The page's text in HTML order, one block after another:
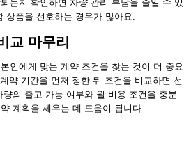
는지 확인하면 차량 관리 부담을 줄일 수 있
품을 선호하는 경우가 많아요.
교 마무리
인에게 맞는 계약 조건을 찾는 것이 더 중요
약 기간을 먼저 정한 뒤 조건을 비교하면 선
의 출고 가능 여부와 월 비용 조건을 충분
계획을 세우는 데 도움이 됩니다.